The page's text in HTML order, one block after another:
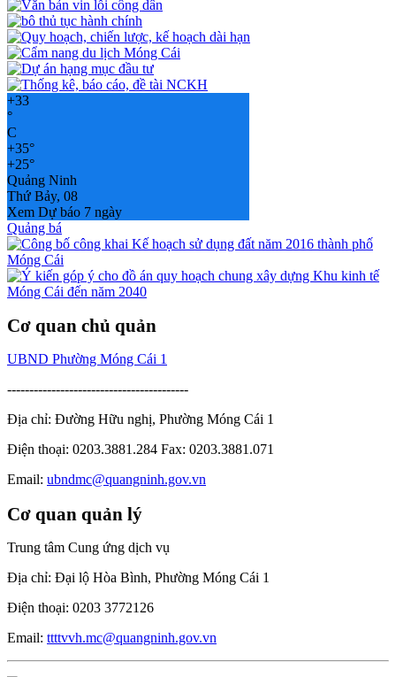
+33
°
C
+35°
+25°
Quảng Ninh
Thứ Bảy, 08
Xem Dự báo 7 ngày
Quảng bá
Cơ quan chủ quản
UBND Phường Móng Cái 1
-----------------------------------------
Địa chỉ: Đường Hữu nghị, Phường Móng Cái 1
Điện thoại: 0203.3881.284 Fax: 0203.3881.071
Email: ubndmc@quangninh.gov.vn
Cơ quan quản lý
Trung tâm Cung ứng dịch vụ
Địa chỉ: Đại lộ Hòa Bình, Phường Móng Cái 1
Điện thoại: 0203 3772126
Email: ttttvvh.mc@quangninh.gov.vn